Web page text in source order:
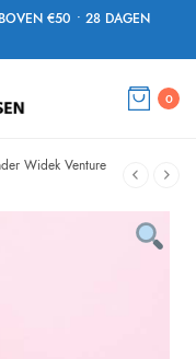
€50 • 28 DAGEN
0
Widek Venture